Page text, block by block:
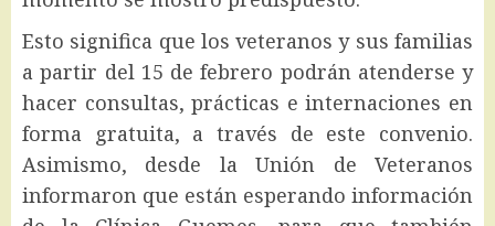
Esto significa que los veteranos y sus familias
a partir del 15 de febrero podrán atenderse y
hacer consultas, prácticas e internaciones en
forma gratuita, a través de este convenio.
Asimismo, desde la Unión de Veteranos
informaron que están esperando información